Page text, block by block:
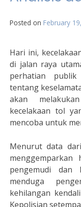
Posted on February
Hari ini,
di jalan raya
perhatian
tentang
akan
kecelakaan tol
mencoba untuk
Menurut data
pengemudi dan
menduga
kehilangan
Kepolisian